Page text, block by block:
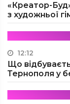
«Креатор-
з художньої
12:12
Що
Тернополя у